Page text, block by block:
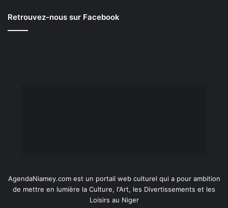
Retrouvez-nous sur Facebook
AgendaNiamey.com est un portail web culturel qui a pour ambition
de mettre en lumière la Culture, l'Art, les Divertissements et les
Loisirs au Niger